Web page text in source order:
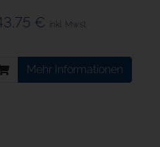
€ inkl. Mwst.
Mehr Informationen